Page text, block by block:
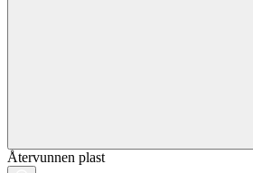
Återvunnen plast